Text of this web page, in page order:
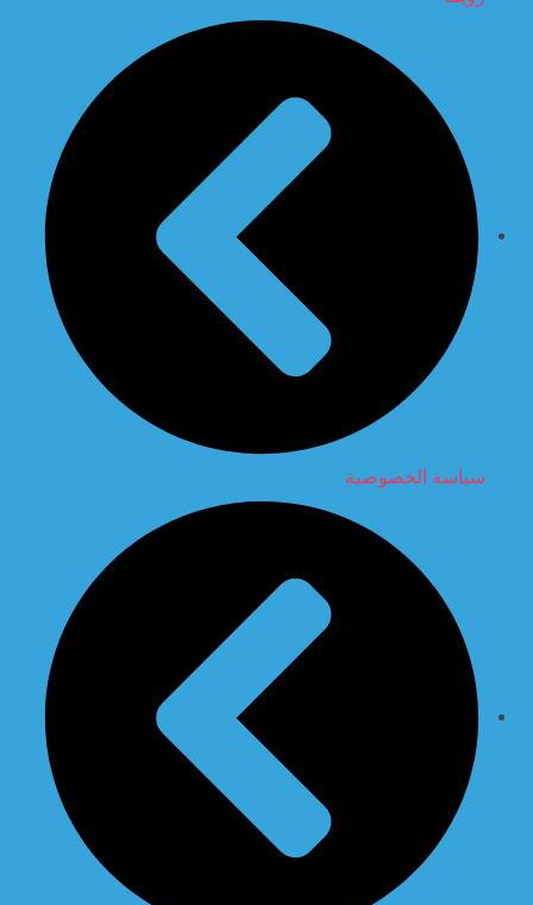
سياسة الخصوصية